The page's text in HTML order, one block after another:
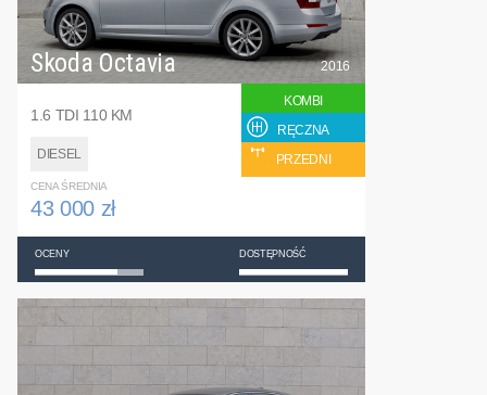
Skoda Octavia
1.6 TDI 110 KM
DIESEL
2016
KOMBI
RĘCZNA
PRZEDNI
CENA ŚREDNIA
43 000 zł
OCENY DOSTĘPNOŚĆ